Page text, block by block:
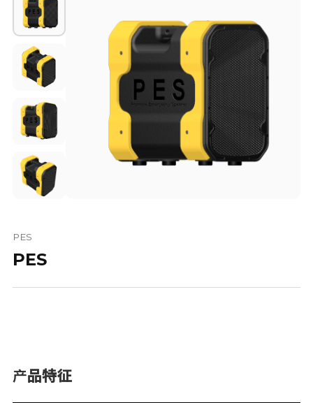
PES
PES
产品特征